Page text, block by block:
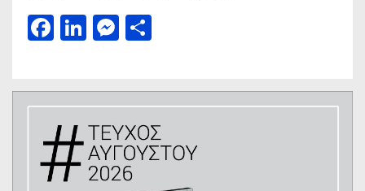
Facebook
LinkedIn
Messenger